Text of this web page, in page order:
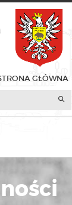
GŁÓWNA